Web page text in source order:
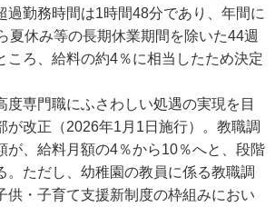
過勤務時間は1時間48分であり、年間に
夏休み等の長期休業期間を除いた44週
ころ、給料の約4％に相当したため決定
専門職にふさわしい処遇の実現を目
が改正（2026年1月1日施行）。教職調
が、給料月額の4％から10％へと、段階
。ただし、幼稚園の教員に係る教職調
供・子育て支援新制度の枠組みにおい